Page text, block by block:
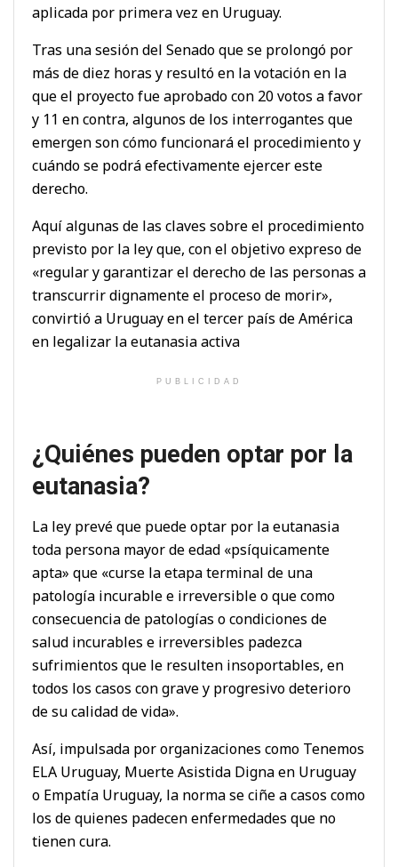
aplicada por primera vez en Uruguay.
Tras una sesión del Senado que se prolongó por
más de diez horas y resultó en la votación en la
que el proyecto fue aprobado con 20 votos a favor
y 11 en contra, algunos de los interrogantes que
emergen son cómo funcionará el procedimiento y
cuándo se podrá efectivamente ejercer este
derecho.
Aquí algunas de las claves sobre el procedimiento
previsto por la ley que, con el objetivo expreso de
«regular y garantizar el derecho de las personas a
transcurrir dignamente el proceso de morir»,
convirtió a Uruguay en el tercer país de América
en legalizar la eutanasia activa
PUBLICIDAD
¿Quiénes pueden optar por la
eutanasia?
La ley prevé que puede optar por la eutanasia
toda persona mayor de edad «psíquicamente
apta» que «curse la etapa terminal de una
patología incurable e irreversible o que como
consecuencia de patologías o condiciones de
salud incurables e irreversibles padezca
sufrimientos que le resulten insoportables, en
todos los casos con grave y progresivo deterioro
de su calidad de vida».
Así, impulsada por organizaciones como Tenemos
ELA Uruguay, Muerte Asistida Digna en Uruguay
o Empatía Uruguay, la norma se ciñe a casos como
los de quienes padecen enfermedades que no
tienen cura.